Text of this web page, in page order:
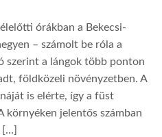
órákban a Bekecsi-
– számolt be róla a
szerint a lángok több ponton
földközeli növényzetben. A
is elérte, így a füst
környéken jelentős számban